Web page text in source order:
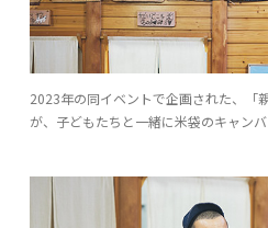
2023年の同イベントで企画された、「
が、子どもたちと一緒に米袋のキャンバ